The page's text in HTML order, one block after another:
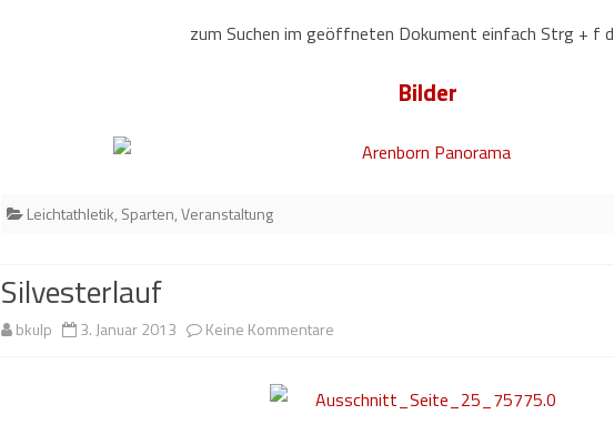
zum Suchen im geöffneten Dokument einfach Strg + f
Bilder
Leichtathletik, Sparten,Veranstaltung
Silvesterlauf
bkulp 3. Januar 2013 Keine Kommentare